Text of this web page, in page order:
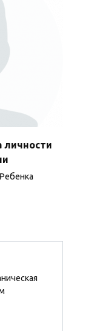
личности